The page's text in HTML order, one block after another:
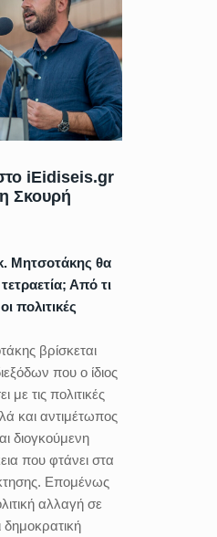
iEidiseis.gr
Σκουρή
Μητσοτάκης θα
Από τι
πολιτικές
βρίσκεται
που ο ίδιος
με τις πολιτικές
και αντιμέτωπος
διογκούμενη
που φτάνει στα
Επομένως
αλλαγή σε
δημοκρατική